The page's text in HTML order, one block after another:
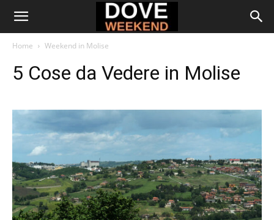
Home Weekend in Molise
5 Cose da Vedere in Molise